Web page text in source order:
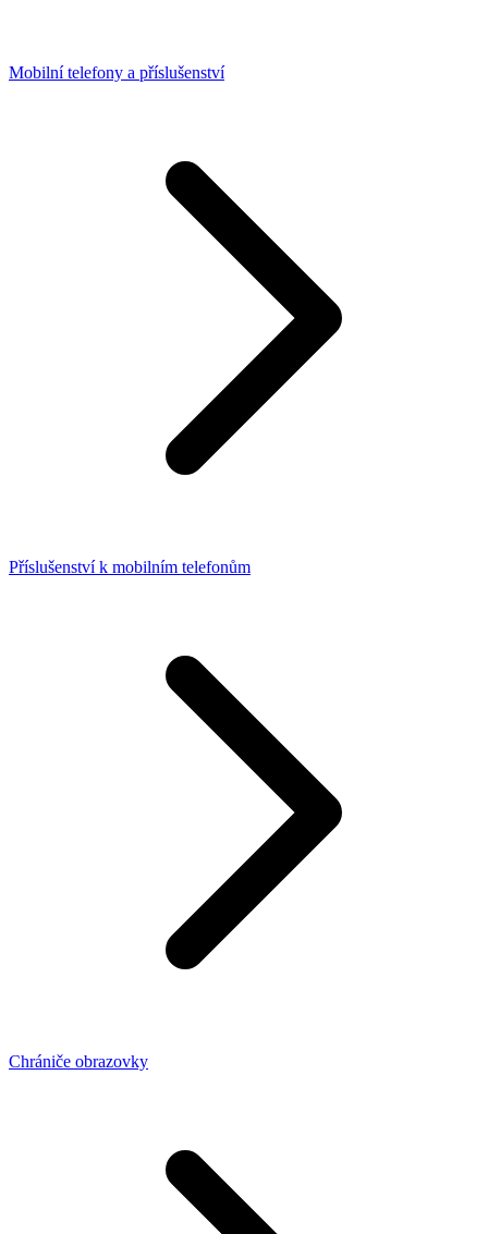
Mobilní telefony a příslušenství
Příslušenství k mobilním telefonům
Chrániče obrazovky